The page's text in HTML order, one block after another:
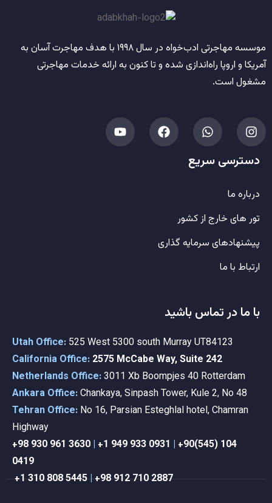
موسسه مهاجرتی ادب‌خواه در سال
با هدف مهاجرت آسان به
آمریکا و اروپا راه‌اندازی شده و تا کنون به ارائه خدمات مهاجرتی
مشغول است.
دسترسی سریع
درباره ما
تور های خارج از کشور
پیشنهادهای سرمایه گذاری
ارتباط با ما
با ما در تماس باشید
Utah Office: 525 West 5300 south Murray UT84123
California Office: 2575 McCabe Way, Suite 242
Netherlands Office:3011 Xb Boompjes 40 Rotterdam
Ankara Office:Chankaya, Sinpash Tower, Kule 2, No 48
Tehran Office: No 16, Parsian Esteghlal hotel, Chamran
Highway
+98 930 961 3630 | +1 949 933 0931 | +90(545) 104
0419
+1 310 808 5445 | +98 912 710 2887